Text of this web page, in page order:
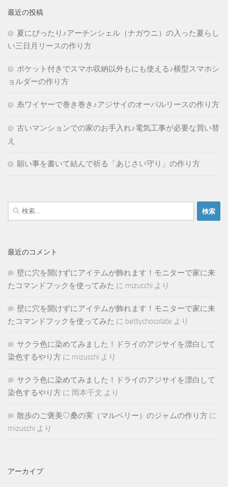
最近の投稿
夏にぴったり♪アーチンシェル（ナガウニ）の入った夏らし
い三日月リースの作り方
ポケット付きでスマホ収納以外もにも使える♪横型スマホシ
ョルダーの作り方
糸ワイヤーで巻き巻き♪アジサイのオーバルリースの作り方
古いマンションでの家のお手入れ♪電気工事が必要な買い替
え
願い事を書いて結んで祈る「あじさい守り」の作り方
検
索:
最近のコメント
壁に穴を開けずにアイテムが飾れます！モニターで家に来
たコマンドフックを使ってみた に mizucchi より
壁に穴を開けずにアイテムが飾れます！モニターで家に来
たコマンドフックを使ってみた に bettychocolate より
サクラ色に染めてみました！ドライのアジサイを漂白して
染色するやり方 に mizucchi より
サクラ色に染めてみました！ドライのアジサイを漂白して
染色するやり方 に 岡本千文 より
散歩のご褒美♡桑の実（マルベリー）のジャムの作り方 に
mizucchi より
アーカイブ